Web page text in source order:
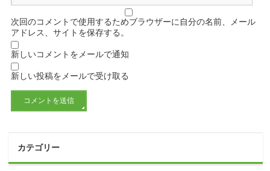
次回のコメントで使用するためブラウザーに自分の名前、メール
アドレス、サイトを保存する。
新しいコメントをメールで通知
新しい投稿をメールで受け取る
カテゴリー